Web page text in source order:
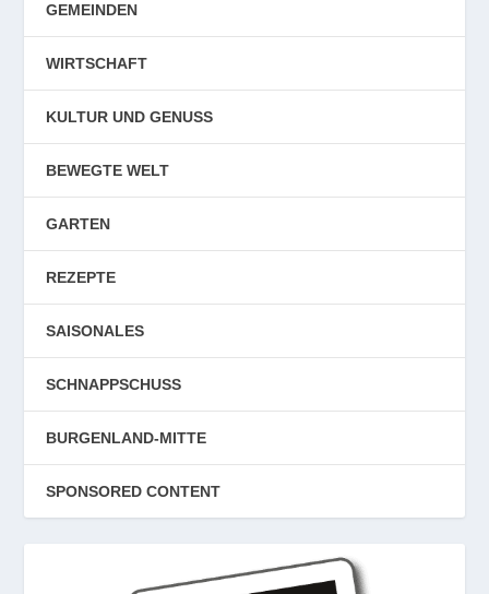
GEMEINDEN
WIRTSCHAFT
KULTUR UND GENUSS
BEWEGTE WELT
GARTEN
REZEPTE
SAISONALES
SCHNAPPSCHUSS
BURGENLAND-MITTE
SPONSORED CONTENT